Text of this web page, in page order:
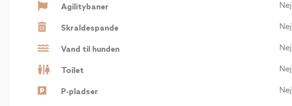
Agilitybaner Nej
Skraldespande Nej
Vand til hunden Nej
Toilet Nej
P-pladser Nej